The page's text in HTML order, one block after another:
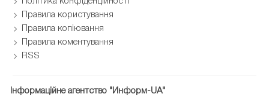
Правила користування
Правила копіювання
Правила коментування
RSS
Інформаційне агентство "Информ-UA"